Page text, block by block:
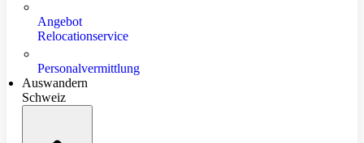
Angebot
Relocationservice
Personalvermittlung
Auswandern
Schweiz